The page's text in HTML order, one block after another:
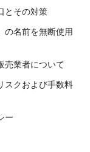
とその対策
の名前を無断使用
売業者について
スクおよび手数料
ー